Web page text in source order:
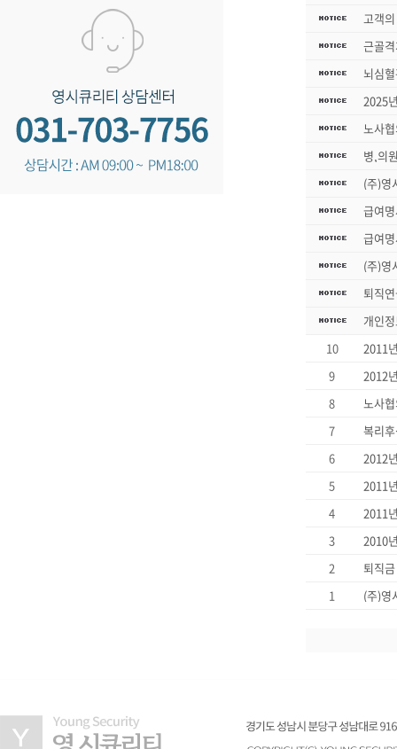
고객
근골
뇌심
2025
노사
병,의
(주)영
급여
급여
(주)영
퇴직
개인
10
2011
9
2012
8
노사
7
6
2012
5
2011
4
3
2010
2
퇴직
1
(주)영